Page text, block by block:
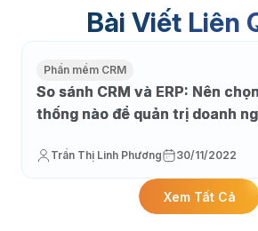
Bài Viết Liên
Phần mềm CRM
So sánh CRM và ERP: Nên
thống nào để quản trị doanh
Trần Thị Linh Phương 30/11/2022
Xem Tất Cả